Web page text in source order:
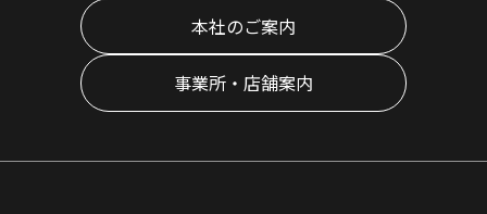
本社のご案内
事業所・店舗案内